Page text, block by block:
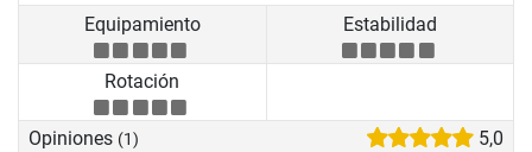
Equipamiento
Estabilidad
Rotación
Opiniones (1)
5,0